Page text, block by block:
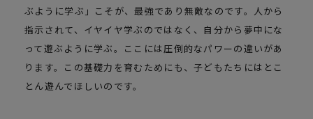
ぶように学ぶ」こそが、最強であり無敵なのです。人から
指示されて、イヤイヤ学ぶのではなく、自分から夢中にな
って遊ぶように学ぶ。ここには圧倒的なパワーの違いがあ
ります。この基礎力を育むためにも、子どもたちにはとこ
とん遊んでほしいのです。